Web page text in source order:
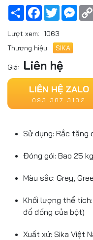
Share Facebook
Twitter
Lượt xem: 1063
Thương hiệu:
SIKA
Giá: Liên hệ
LIÊN HỆ ZALO
093 387 3132
Sử dụng: Rắc tăng
Đóng gói: Bao 25 kg
Màu sắc: Grey,
Khối lượng thể
đổ đống của bột)
Xuất xứ: Sika Việt